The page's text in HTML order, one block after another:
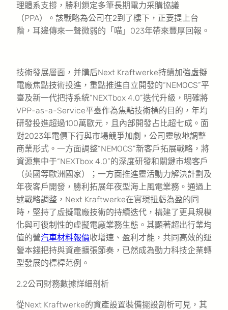
理體系支撐，勝利鎖定多筆長期電力采購協議
（PPA）。該戰略為公司在2到了樓下，正要提上台
階，耳邊傳來一聲微弱的「喵」023年帶來豐厚回報。
技術發展層面，并購后Next Kraftwerke持續加強虛擬
電廠焦點技術投進，重點推進自立開發的“NEMOCS”平
臺及新一代把持系統“NEXTbox 4.0”迭代升級，明確將
VPP-as-a-Service平臺作為焦點技術標的目的，年均
研發投進超過100萬歐元，且內部開發占比超七成。面
對2023年電價下行與市場競爭加劇，公司靈敏地調整
商業形式。一方面調整“NEMOCS”新客戶拓展戰略，將
資源集中于“NEXTbox 4.0”的深度研發和關鍵市場客戶
（英國等歐洲國家）；一方面推進靈活動力解決計劃及
年夜客戶開發，勝利拓展年夜型海上風電業務。通過上
述戰略調整，Next Kraftwerke在實現扭虧為盈的同
時，堅持了虛擬電廠技術的持續迭代，構建了更具規模
化與可復制性的虛擬電廠業務生態。其顯著超出行業均
值的營汽車材料報價收增速、盈利才能，共同高效的運
營本錢把持與資產擴張節奏，已然成為動力科技企業轉
型發展的標桿范例。
2.2公司財務數據詳細剖析
從Next Kraftwerke的資產設置裝備擺設剖析可見，其